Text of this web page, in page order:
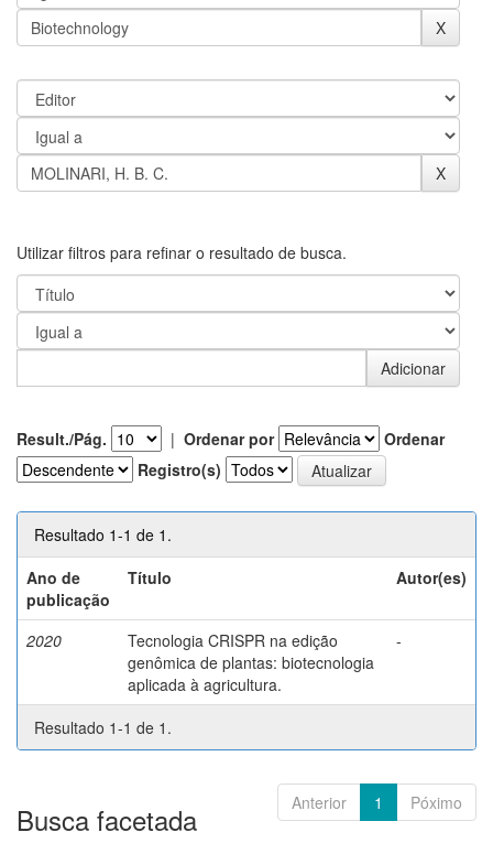
Utilizar filtros para refinar o resultado de busca.
Result./Pág. | Ordenar por
Ordenar
Registro(s)
Resultado 1-1 de 1.
Ano de
publicação
Título Autor(es)
2020
Tecnologia CRISPR na edição
genômica de plantas: biotecnologia
aplicada à agricultura.
-
Resultado 1-1 de 1.
Anterior 1 Póximo
Busca facetada